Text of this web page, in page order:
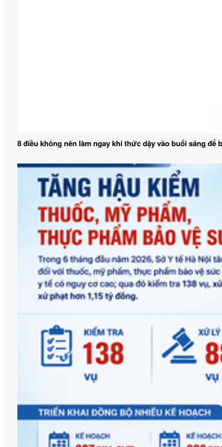
8 điều không nên làm ngay khi thức dậy vào buổi sáng để